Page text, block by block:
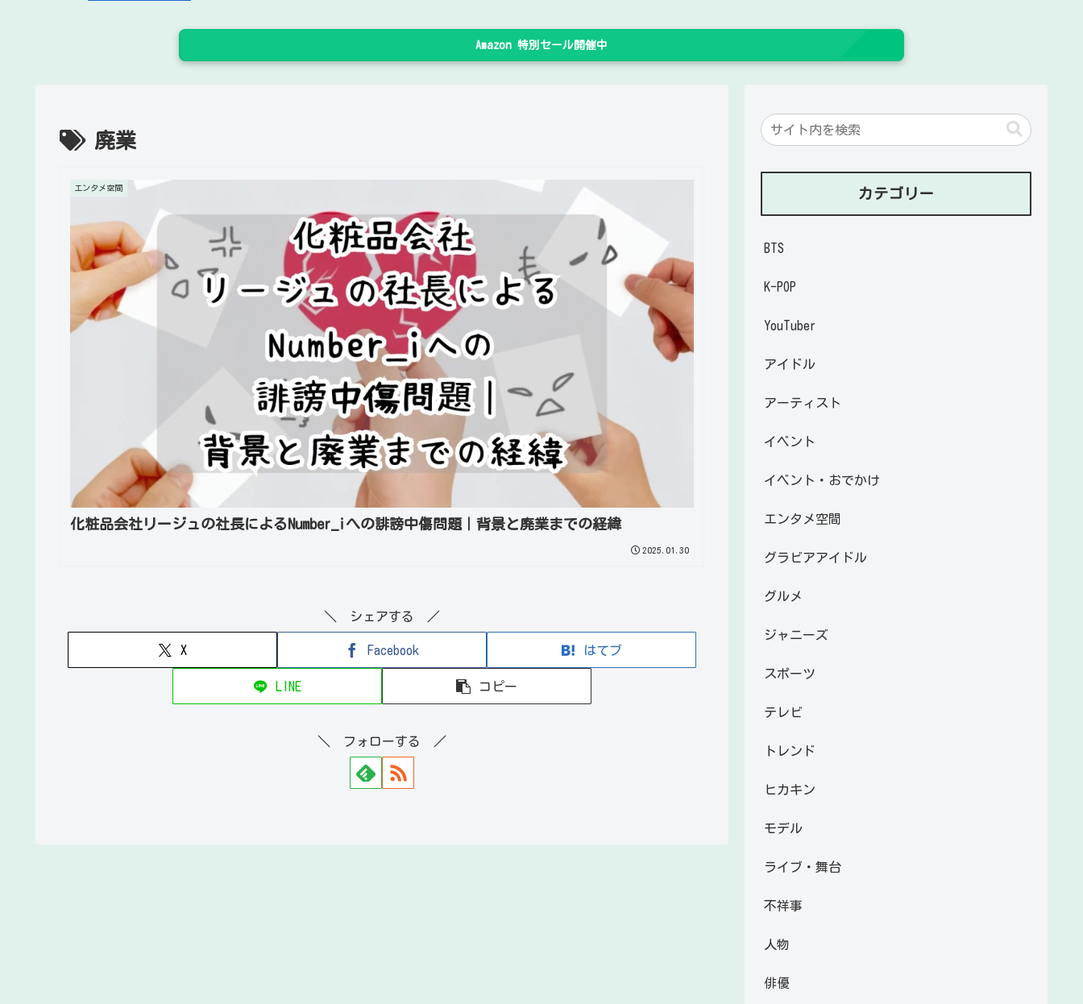
Amazon 特別セール開催中
廃業
エンタメ空間
化粧品会社リージュの社長によるNumber_iへの誹謗中傷問題｜背景と廃業までの経緯
2025.01.30
＼ シェアする ／
X Facebook はてブ
LINE コピー
＼ フォローする ／
カテゴリー
BTS
K-POP
YouTuber
アイドル
アーティスト
イベント
イベント・おでかけ
エンタメ空間
グラビアアイドル
グルメ
ジャニーズ
スポーツ
テレビ
トレンド
ヒカキン
モデル
ライブ・舞台
不祥事
人物
俳優